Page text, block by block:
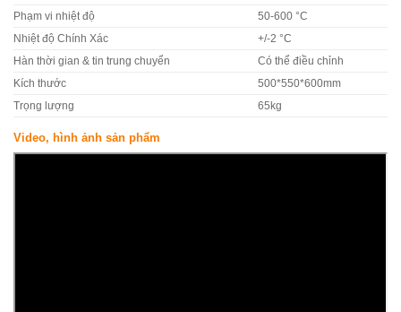
Phạm vi nhiệt độ 50-600 °C
Nhiệt độ Chính Xác +/-2 °C
Hàn thời gian & tin trung chuyển Có thể điều chỉnh
Kích thước 500*550*600mm
Trọng lượng 65kg
Video, hình ảnh sản phẩm